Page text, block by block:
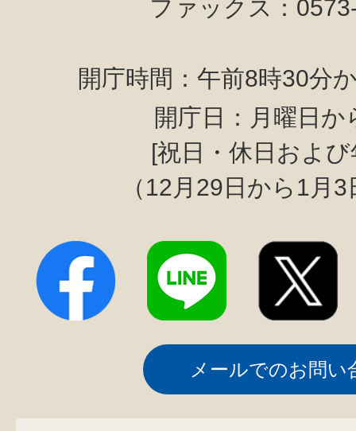
ファックス：
開庁時間：午前8時30分
開庁日：月曜日か
[祝日・休日およ
（12月29日から1月
メールでのお問い